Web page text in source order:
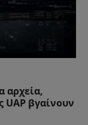
αρχεία,
UAP βγαίνουν